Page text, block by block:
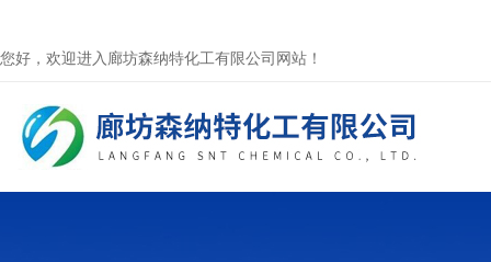
您好，欢迎进入廊坊森纳特化工有限公司网站！